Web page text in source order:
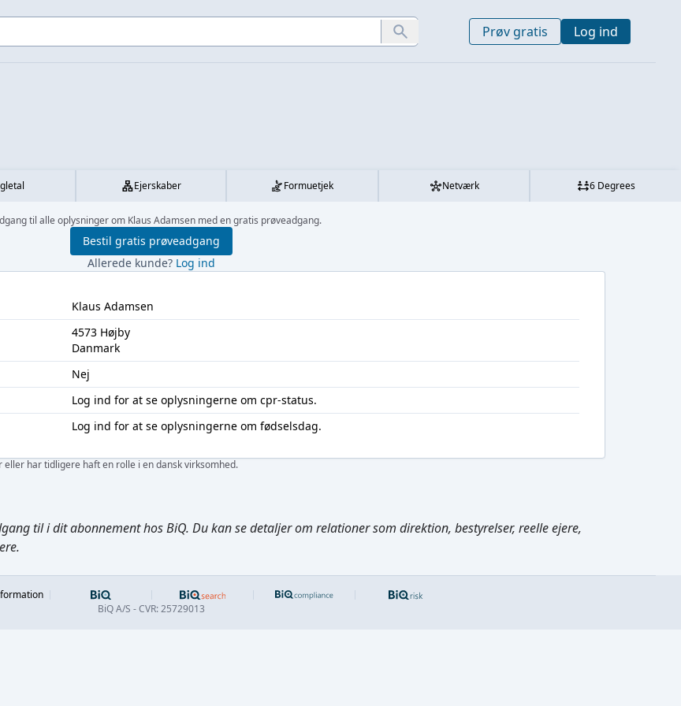
Prøv gratis Log ind
Ejerskaber Formuetjek Netværk 6 Degrees
til alle oplysninger om Klaus Adamsen med en gratis prøveadgang.
Bestil gratis prøveadgang
Allerede kunde? Log ind
Klaus Adamsen
4573 Højby
Danmark
Nej
Log ind for at se oplysningerne om cpr-status.
Log ind for at se oplysningerne om fødselsdag.
eller har tidligere haft en rolle i en dansk virksomhed.
til i dit abonnement hos BiQ. Du kan se detaljer om relationer som direktion, bestyrelser, reelle ejere,
BiQ A/S - CVR: 25729013